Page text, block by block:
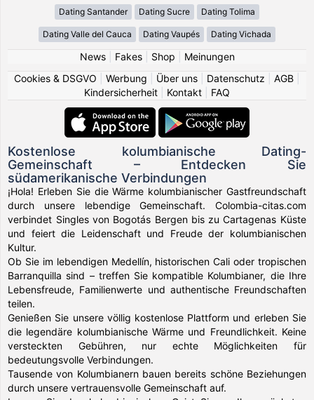
Dating Santander Dating Sucre Dating Tolima
Dating Valle del Cauca Dating Vaupés Dating Vichada
News| Fakes| Shop
Meinungen
Cookies & DSGVO
Werbung Über uns Datenschutz AGB
Kindersicherheit
Kontakt FAQ
Kostenlose kolumbianische Dating-
Gemeinschaft – Entdecken Sie
südamerikanische Verbindungen
¡Hola! Erleben Sie die Wärme kolumbianischer Gastfreundschaft
durch unsere lebendige Gemeinschaft. Colombia-citas.com
verbindet Singles von Bogotás Bergen bis zu Cartagenas Küste
und feiert die Leidenschaft und Freude der kolumbianischen
Kultur.
Ob Sie im lebendigen Medellín, historischen Cali oder tropischen
Barranquilla sind – treffen Sie kompatible Kolumbianer, die Ihre
Lebensfreude, Familienwerte und authentische Freundschaften
teilen.
Genießen Sie unsere völlig kostenlose Plattform und erleben Sie
die legendäre kolumbianische Wärme und Freundlichkeit. Keine
versteckten Gebühren, nur echte Möglichkeiten für
bedeutungsvolle Verbindungen.
Tausende von Kolumbianern bauen bereits schöne Beziehungen
durch unsere vertrauensvolle Gemeinschaft auf.